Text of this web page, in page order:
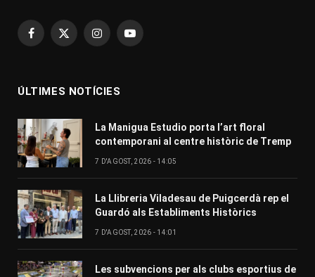
Facebook
X
InstagramYouTube
ÚLTIMES NOTÍCIES
La Manigua Estudio porta l’art floral
contemporani al centre històric de Tremp
7 D'AGOST, 2026 - 14:05
La Llibreria Viladesau de Puigcerdà rep el
Guardó als Establiments Històrics
7 D'AGOST, 2026 - 14:01
Les subvencions per als clubs esportius de